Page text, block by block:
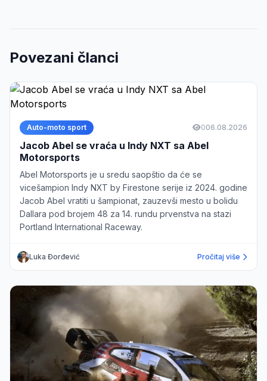
Povezani članci
Auto-moto sport 006.08.2026
Jacob Abel se vraća u Indy NXT sa Abel
Motorsports
Abel Motorsports je u sredu saopštio da će se
vicešampion Indy NXT by Firestone serije iz 2024. godine
Jacob Abel vratiti u šampionat, zauzevši mesto u bolidu
Dallara pod brojem 48 za 14. rundu prvenstva na stazi
Portland International Raceway.
Luka Đorđević Pročitaj više